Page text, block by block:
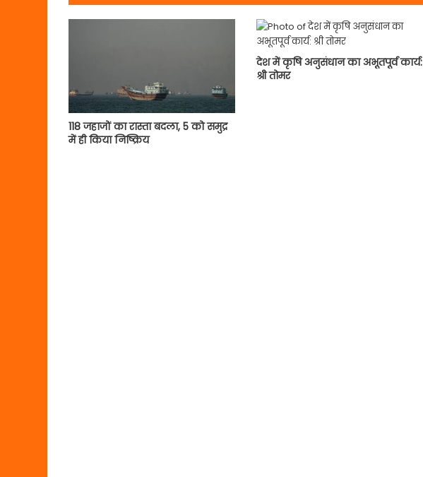
118 जहाजों का रास्ता बदला, 5 को समुद्र
में ही किया निष्क्रिय
देश में कृषि अनुसंधान का अभूतपूर्व कार्य:
श्री तोमर